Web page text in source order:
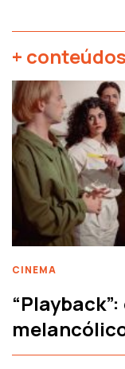
+ conteúdos
CINEMA